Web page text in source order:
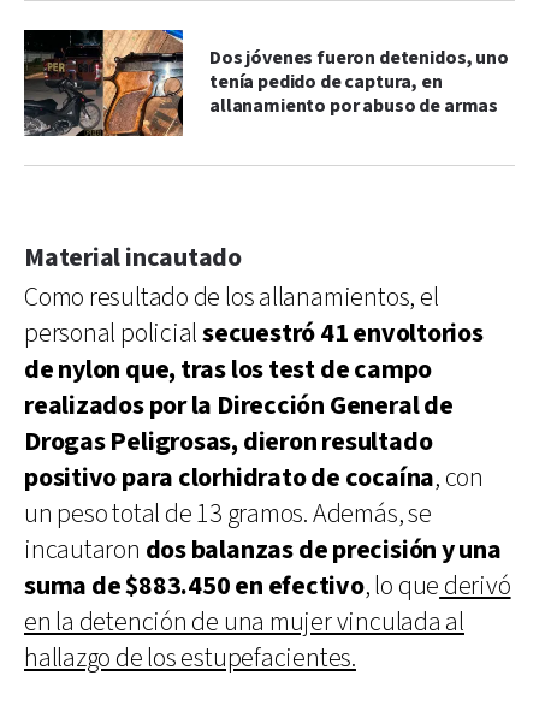
Dos jóvenes fueron detenidos, uno
tenía pedido de captura, en
allanamiento por abuso de armas
Material incautado
Como resultado de los allanamientos, el
personal policialsecuestró 41 envoltorios
de nylon que, tras los test de campo
realizados por la Dirección General de
Drogas Peligrosas, dieron resultado
positivo para clorhidrato de cocaína, con
un peso total de 13 gramos. Además, se
incautaron dos balanzas de precisión y una
suma de $883.450 en efectivo, lo que derivó
en la detención de una mujer vinculada al
hallazgo de los estupefacientes.